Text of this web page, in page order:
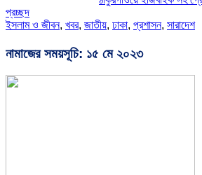
প্রচ্ছদ
ইসলাম ও জীবন, খবর, জাতীয়, ঢাকা, প্রশাসন, সারাদেশ
নামাজের সময়সূচি: ১৫ মে ২০২৩